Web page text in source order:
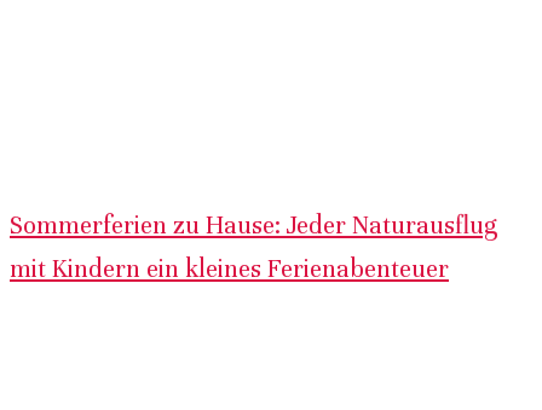
Sommerferien zu Hause: Jeder Naturausflug
mit Kindern ein kleines Ferienabenteuer